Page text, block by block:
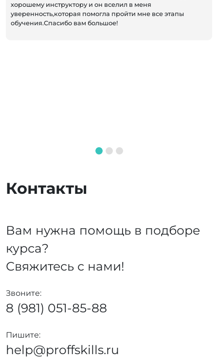
хорошему инструктору и он вселил в меня
уверенность,которая помогла пройти мне все этапы
обучения.Спасибо вам большое!
Контакты
Вам нужна помощь в подборе
курса?
Свяжитесь с нами!
Звоните:
8 (981) 051-85-88
Пишите:
help@proffskills.ru